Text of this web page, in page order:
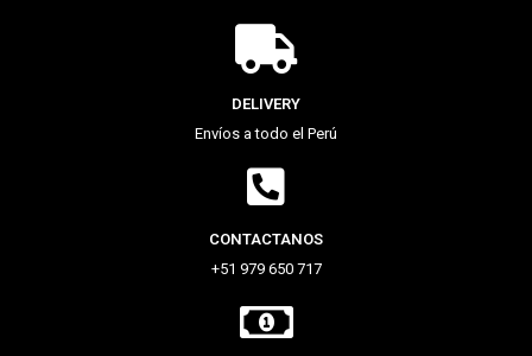
DELIVERY
Envíos a todo el Perú
CONTACTANOS
+51 979 650 717